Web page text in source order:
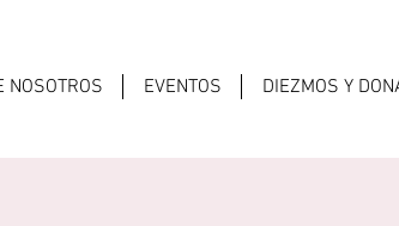
NOSOTROS EVENTOS DIEZMOS Y